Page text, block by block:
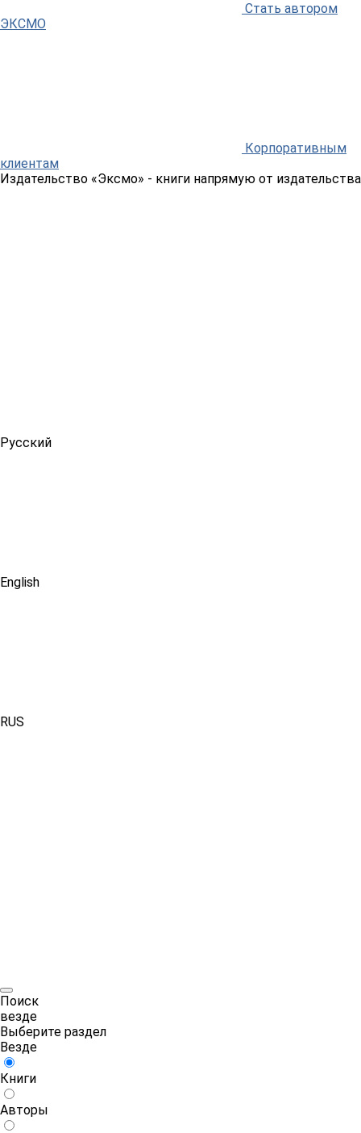
Стать автором
ЭКСМО
Корпоративным
клиентам
Издательство «Эксмо» - книги напрямую от издательства
Русский
English
RUS
Поиск
везде
Выберите раздел
Везде
Книги
Авторы